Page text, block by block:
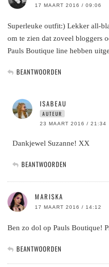
17 MAART 2016 / 09:06
Superleuke outfit:) Lekker all-
om te zien dat zoveel bloggers
Pauls Boutique line hebben
BEANTWOORDEN
ISABEAU
AUTEUR
23 MAART 2016 / 21:34
Dankjewel Suzanne! XX
BEANTWOORDEN
MARISKA
17 MAART 2016 / 14:12
Ben zo dol op Pauls Boutique!
BEANTWOORDEN